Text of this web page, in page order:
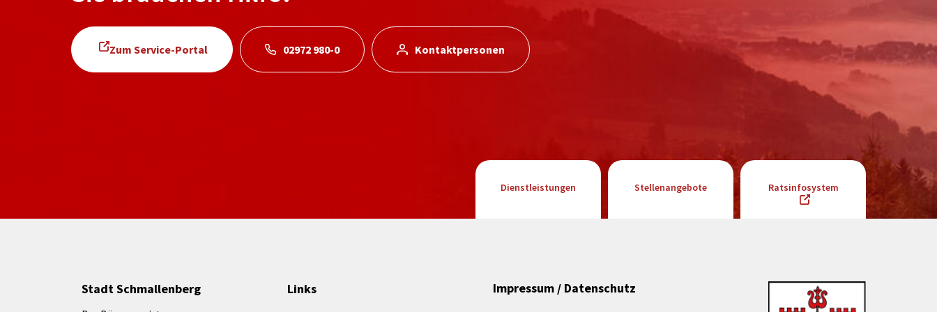
Zum Service-Portal 02972 980-0 Kontaktpersonen
Dienstleistungen Stellenangebote Ratsinfosystem
Stadt Schmallenberg Links Impressum / Datenschutz